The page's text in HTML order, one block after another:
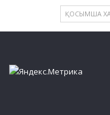
ҚОСЫМША